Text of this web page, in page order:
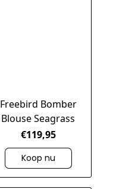
Freebird Bomber
Blouse Seagrass
€119,95
Koop nu